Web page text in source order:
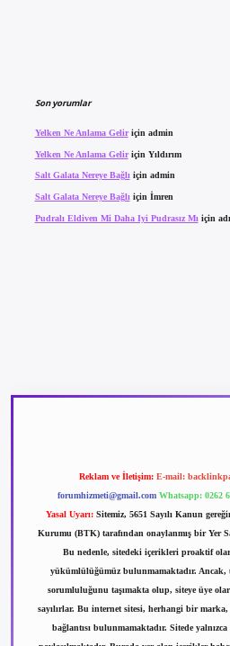
Son yorumlar
Yelken Ne Anlama Geliriçin admin
Yelken Ne Anlama Geliriçin Yıldırım
Salt Galata Nereye Bağlıiçin admin
Salt Galata Nereye Bağlı için İmren
Pudralı Eldiven Mi Daha Iyi Pudrasız Mı için
Reklam ve İletişim: E-mail:
forumhizmeti@gmail.com Whatsapp: 0262
Yasal Uyarı: Sitemiz, 5651 Sayılı Kanun
Kurumu (BTK) tarafından onaylanmış bir Yer
Bu nedenle, sitedeki içerikleri proaktif
yükümlülüğümüz bulunmamaktadır. Ancak,
sorumluluğunu taşımakta olup, siteye üye
sayılırlar. Bu internet sitesi, herhangi bir
bağlantısı bulunmamaktadır. Sitede